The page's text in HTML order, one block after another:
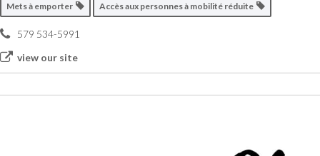
Mets à emporter Accès aux personnes à mobilité réduite
579 534-5991
view our site